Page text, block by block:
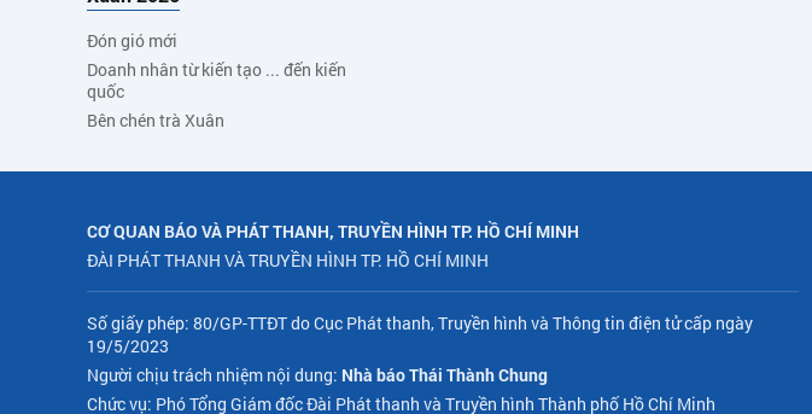
Đón gió mới
Doanh nhân từ kiến tạo ... đến kiến
quốc
Bên chén trà Xuân
CƠ QUAN BÁO VÀ PHÁT THANH, TRUYỀN HÌNH TP. HỒ CHÍ MINH
ĐÀI PHÁT THANH VÀ TRUYỀN HÌNH TP. HỒ CHÍ MINH
Số giấy phép: 80/GP-TTĐT do Cục Phát thanh, Truyền hình và Thông tin điện tử cấp ngày
19/5/2023
Người chịu trách nhiệm nội dung: Nhà báo Thái Thành Chung
Chức vụ: Phó Tổng Giám đốc Đài Phát thanh và Truyền hình Thành phố Hồ Chí Minh